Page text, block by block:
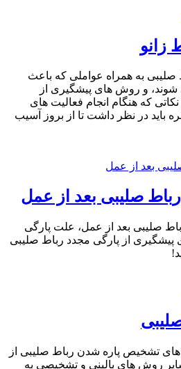
زانو
به همراه عواملی که باعث
شوند، و روش های پیشگیری از
که هنگام انجام فعالیت های
باید در نظر داشت تا از بروز آسیب
صلیبی بعد از عمل
صلیبی بعد از عمل، علت پارگی
پیشگیری از پارگی مجدد رباط صلیبی
تشخیص پاره شدن رباط صلیبی از
روش های بالینی و تشخیصی به